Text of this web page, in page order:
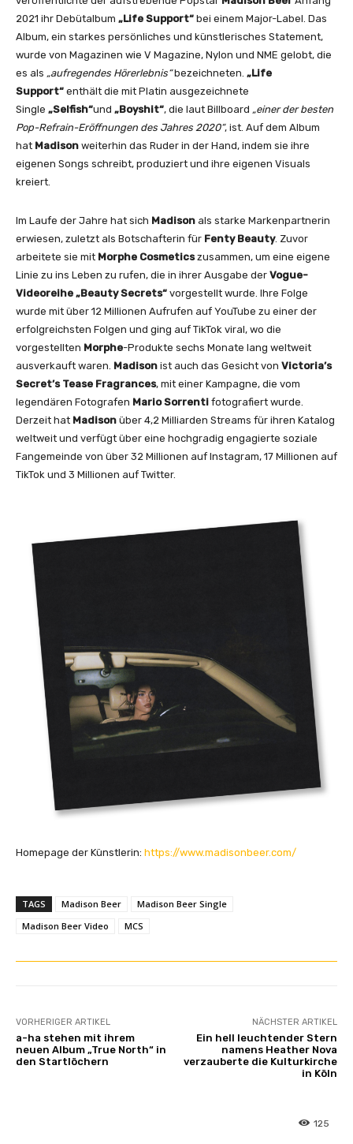
o
)
“
v
o
n
Y
o
u
T
b
n
z
n
2021 ihr Debütalbum „Life Support“ bei einem Major-Label. Das
Album, ein starkes persönliches und künstlerisches Statement,
wurde von Magazinen wie V Magazine, Nylon und NME gelobt, die
es als „aufregendes Hörerlebnis“bezeichneten. „Life
Support“ enthält die mit Platin ausgezeichnete
Single „Selfish“und „Boyshit“, die laut Billboard „einer der besten
Pop-Refrain-Eröffnungen des Jahres 2020“, ist. Auf dem Album
hat Madison weiterhin das Ruder in der Hand, indem sie ihre
eigenen Songs schreibt, produziert und ihre eigenen Visuals
kreiert.
Im Laufe der Jahre hat sich Madison als starke Markenpartnerin
erwiesen, zuletzt als Botschafterin für Fenty Beauty. Zuvor
arbeitete sie mit Morphe Cosmeticszusammen, um eine eigene
Linie zu ins Leben zu rufen, die in ihrer Ausgabe der Vogue-
Videoreihe „Beauty Secrets“ vorgestellt wurde. Ihre Folge
wurde mit über 12 Millionen Aufrufen auf YouTube zu einer der
erfolgreichsten Folgen und ging auf TikTok viral, wo die
vorgestellten Morphe-Produkte sechs Monate lang weltweit
ausverkauft waren. Madison ist auch das Gesicht von Victoria’s
Secret’s Tease Fragrances, mit einer Kampagne, die vom
legendären Fotografen Mario Sorrenti fotografiert wurde.
Derzeit hat Madison über 4,2 Milliarden Streams für ihren Katalog
weltweit und verfügt über eine hochgradig engagierte soziale
Fangemeinde von über 32 Millionen auf Instagram, 17 Millionen auf
TikTok und 3 Millionen auf Twitter.
Homepage der Künstlerin: https://www.madisonbeer.com/
TAGS Madison Beer
Madison Beer Single
Madison Beer Video
MCS
VORHERIGER ARTIKEL
a-ha stehen mit ihrem
neuen Album „True North“ in
den Startlöchern
NÄCHSTER ARTIKEL
Ein hell leuchtender Stern
namens Heather Nova
verzauberte die Kulturkirche
in Köln
125